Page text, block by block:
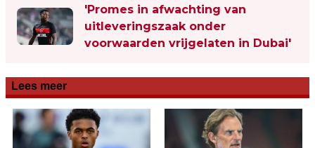
'Promes in afwachting van
uitleveringszaak onder
voorwaarden vrijgelaten in Dubai'